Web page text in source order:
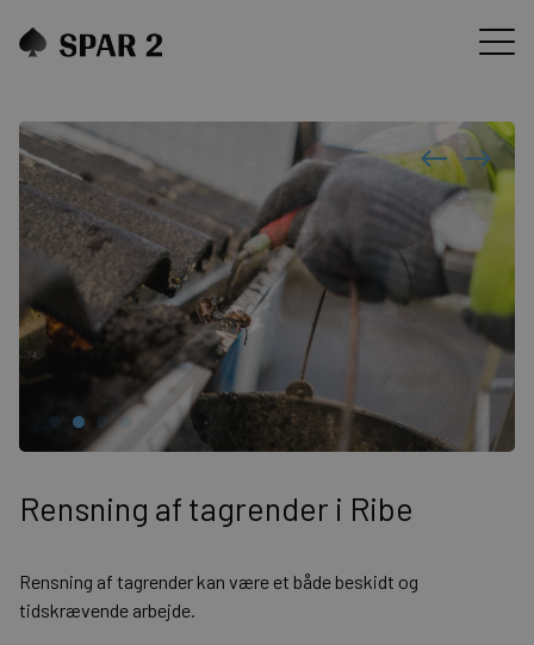
Rensning af tagrender i Ribe
Rensning af tagrender kan være et både beskidt og
tidskrævende arbejde.